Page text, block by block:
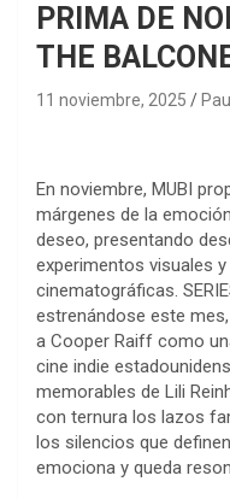
PRIMA DE
THE
11 noviembre, 2025
En noviembre, MUBI
márgenes de la
deseo, presentando
experimentos visuales
cinematográficas.
estrenándose este
a Cooper Raiff como
cine indie
memorables de Lili
con ternura los lazos
los silencios que
emociona y queda